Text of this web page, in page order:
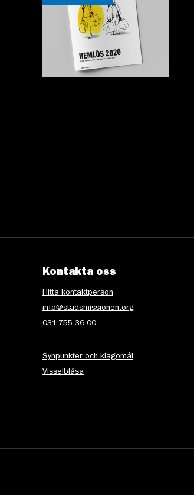
Kontakta oss
Hitta kontaktperson
info@stadsmissionen.org
031-755 36 00
Synpunkter och klagomål
Visselblåsa